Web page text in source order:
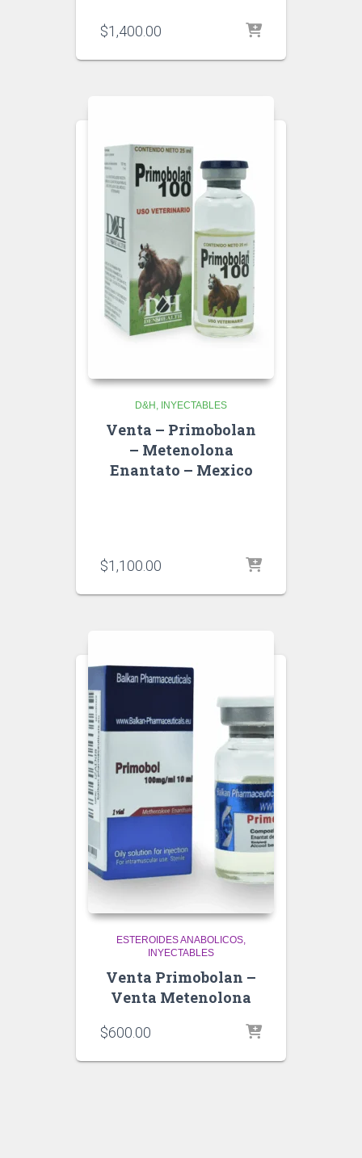
$1,400.00
D&H INYECTABLES
Venta – Primobolan
– Metenolona
Enantato – Mexico
$1,100.00
ESTEROIDES ANABOLICOS
INYECTABLES
Venta Primobolan –
Venta Metenolona
$600.00